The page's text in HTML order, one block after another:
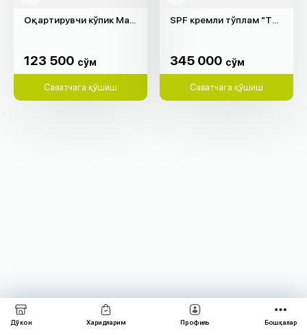
123 500 cўм
Саватчага қўшиш
345 000 cўм
Саватчага қўшиш
Дўкон Харидларим Профиль Бошқалар